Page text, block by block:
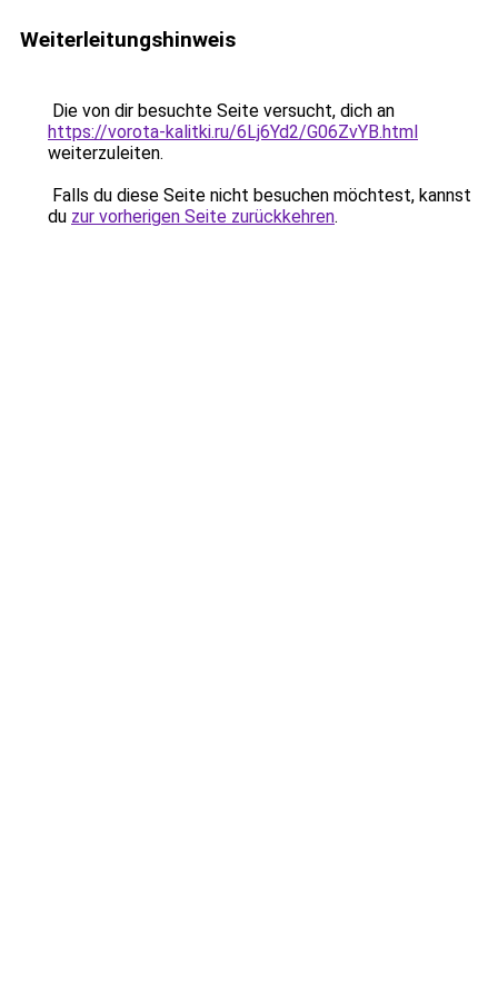
Weiterleitungshinweis
Die von dir besuchte Seite versucht, dich an
https://vorota-kalitki.ru/6Lj6Yd2/G06ZvYB.html
weiterzuleiten.
Falls du diese Seite nicht besuchen möchtest, kannst
du zur vorherigen Seite zurückkehren.